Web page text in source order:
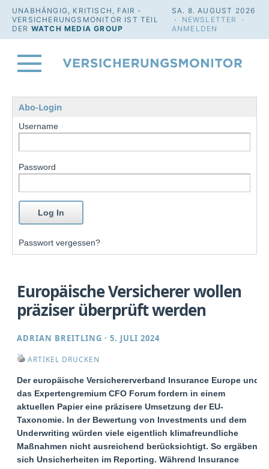
UNABHÄNGIG, KRITISCH, FAIR -
VERSICHERUNGSMONITOR IST TEIL
DER WATCH MEDIA GROUP
SA. 8. AUGUST 2026
· NEWSLETTER
·
ANMELDEN
Abo-Login
Username
Password
Passwort vergessen?
Europäische Versicherer wollen
präziser überprüft werden
ADRIAN BREITLING ·5. JULI 2024
ARTIKEL DRUCKEN
Der europäische Versichererverband Insurance Europe und
das Expertengremium CFO Forum fordern in einem
aktuellen Papier eine präzisere Umsetzung der EU-
Taxonomie. In der Bewertung von Investments und dem
Underwriting würden viele eigentlich klimafreundliche
Maßnahmen nicht ausreichend berücksichtigt. So ergäben
sich Unsicherheiten im Reporting. Während Insurance